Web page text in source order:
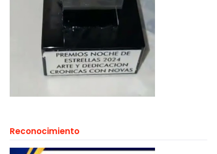
Reconocimiento